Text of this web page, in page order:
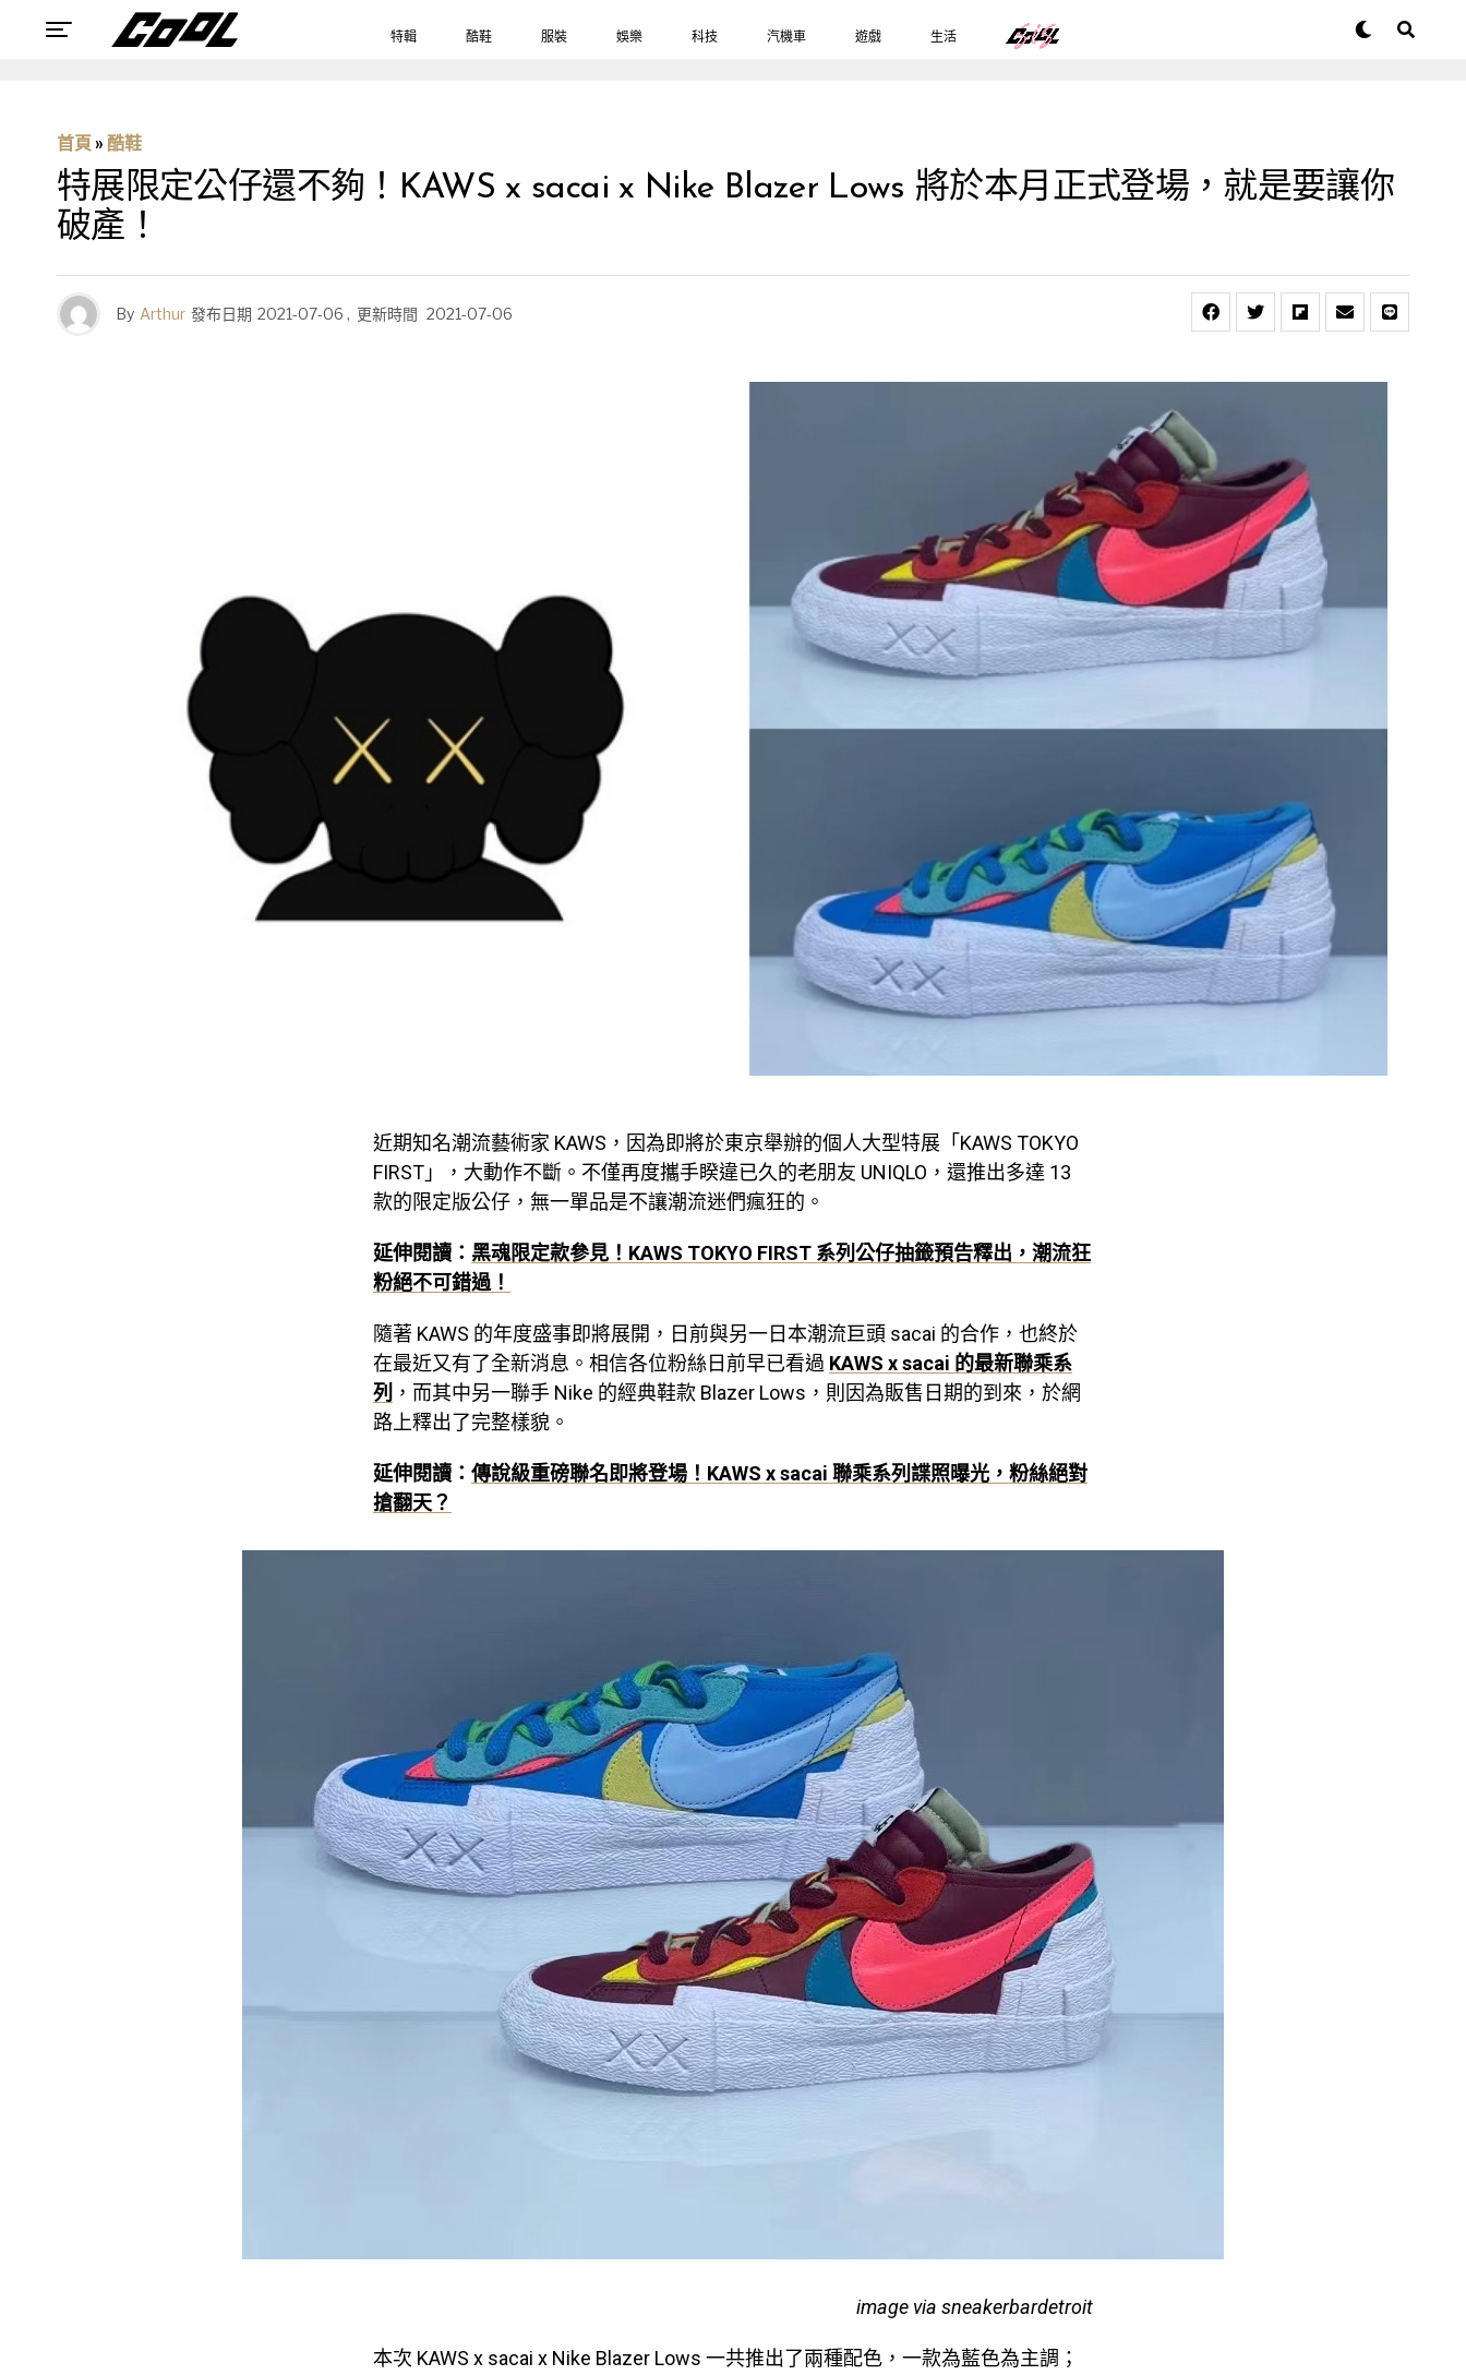
特輯 酷鞋 服裝 娛樂 科技 汽機車 遊戲 生活
首頁 » 酷鞋
特展限定公仔還不夠！KAWS x sacai x Nike Blazer Lows 將於本月正式登場，就是要讓你
破產！
By Arthur 發布日期 2021-07-06 , 更新時間 2021-07-06
近期知名潮流藝術家 KAWS，因為即將於東京舉辦的個人大型特展「KAWS TOKYO
FIRST」，大動作不斷。不僅再度攜手睽違已久的老朋友 UNIQLO，還推出多達 13
款的限定版公仔，無一單品是不讓潮流迷們瘋狂的。
延伸閱讀： 黑魂限定款參見！KAWS TOKYO FIRST 系列公仔抽籤預告釋出，潮流狂
粉絕不可錯過！
隨著 KAWS 的年度盛事即將展開，日前與另一日本潮流巨頭 sacai 的合作，也終於
在最近又有了全新消息。相信各位粉絲日前早已看過 KAWS x sacai 的最新聯乘系
列 ，而其中另一聯手 Nike 的經典鞋款 Blazer Lows，則因為販售日期的到來，於網
路上釋出了完整樣貌。
延伸閱讀： 傳說級重磅聯名即將登場！KAWS x sacai 聯乘系列諜照曝光，粉絲絕對
搶翻天？
image via sneakerbardetroit
本次 KAWS x sacai x Nike Blazer Lows 一共推出了兩種配色，一款為藍色為主調；